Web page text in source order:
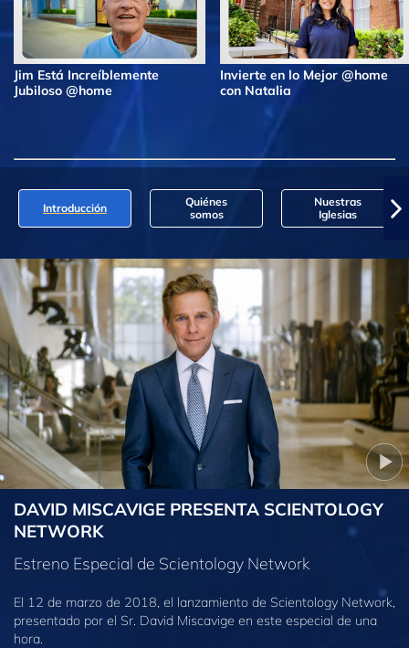
Jim Está Increíblemente
Jubiloso @home
Invierte en lo Mejor @home
con Natalia
Introducción
Quiénes
somos
Nuestras
Iglesias
DAVID MISCAVIGE PRESENTA SCIENTOLOGY
NETWORK
Estreno Especial de Scientology Network
El 12 de marzo de 2018, el lanzamiento de Scientology Network,
presentado por el Sr. David Miscavige en este especial de una
hora.